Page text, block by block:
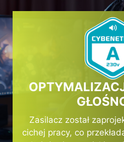
Zasilacz został
cichej pracy, co